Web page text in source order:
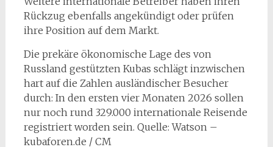
Rückzug ebenfalls angekündigt oder prüfen
ihre Position auf dem Markt.
Die prekäre ökonomische Lage des von
Russland gestützten Kubas schlägt inzwischen
hart auf die Zahlen ausländischer Besucher
durch: In den ersten vier Monaten 2026 sollen
nur noch rund 329.000 internationale Reisende
registriert worden sein. Quelle: Watson –
kubaforen.de / CM